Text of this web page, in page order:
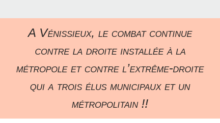
A Vénissieux, le combat continue
contre la droite installée à la
métropole et contre l’extrême-droite
qui a trois élus municipaux et un
métropolitain !!